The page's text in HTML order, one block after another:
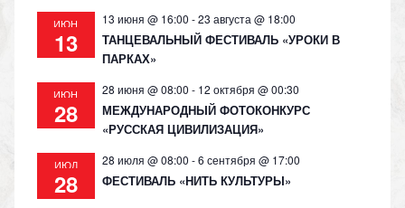
ИЮН
13
13 июня @ 16:00 -23 августа @ 18:00
ТАНЦЕВАЛЬНЫЙ ФЕСТИВАЛЬ «УРОКИ В
ПАРКАХ»
ИЮН
28
28 июня @ 08:00 - 12 октября @ 00:30
МЕЖДУНАРОДНЫЙ ФОТОКОНКУРС
«РУССКАЯ ЦИВИЛИЗАЦИЯ»
ИЮЛ
28
28 июля @ 08:00 -6 сентября @ 17:00
ФЕСТИВАЛЬ «НИТЬ КУЛЬТУРЫ»